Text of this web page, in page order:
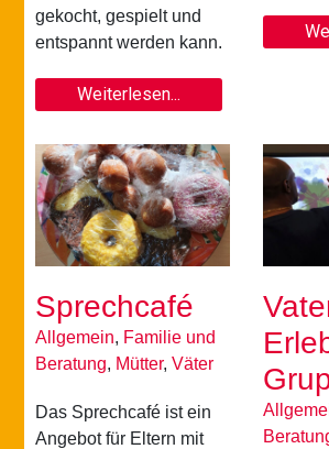
gekocht, gespielt und
entspannt werden kann.
Weiterlesen...
Sprechcafé
Allgemein, Familie und
Beratung, Mütter,Väter
Das Sprechcafé ist ein
Angebot für Eltern mit